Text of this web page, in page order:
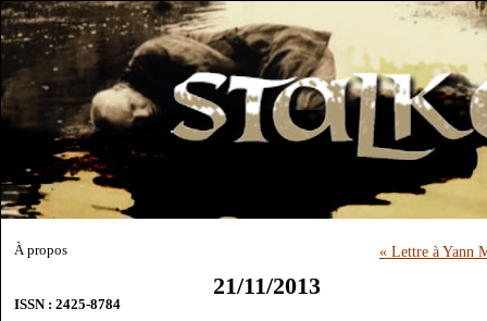
À propos
ISSN : 2425-8784
« Lettre à Yann
21/11/2013